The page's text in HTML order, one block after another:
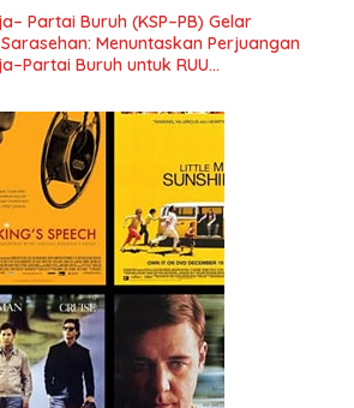
Partai Buruh (KSP–PB) Gelar
Menuntaskan Perjuangan
Buruh untuk RUU